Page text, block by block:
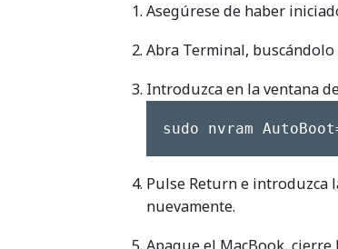
Asegúrese de haber
Abra Terminal,
Introduzca en la ventana
sudo nvram
Pulse Return e introduzca
nuevamente.